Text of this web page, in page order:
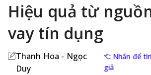
Hiệu quả từ
vay tín dụng
Thanh Hoa - Ngọc
Duy
Nhấn để
giả